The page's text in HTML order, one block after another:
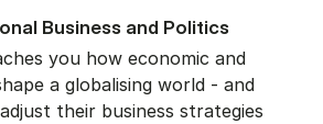
Busi­ness and Polit­ics
you how economic and
a globalising world - and
their business strategies